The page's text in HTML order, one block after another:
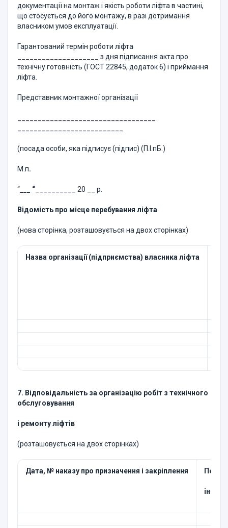
документації на монтаж і якість роботи ліфта в частині,
що стосується до його монтажу, в разі дотримання
власником умов експлуатації.
Гарантований термін роботи ліфта
____________________ з дня підписання акта про
технічну готовність (ГОСТ 22845, додаток 6) і приймання
ліфта.
Представник монтажної організації
(посада особи, яка підписує (підпис) (П.І.пБ.)
М.п.
“ ___ “ __________ 20 __ р.
Відомість про місце перебування ліфта
(нова сторінка, розташовується на двох сторінках)
Назва організації (підприємства) власника ліфта
7. Відповідальність за організацію робіт з технічного
обслуговування
і ремонту ліфтів
(розташовується на двох сторінках)
Дата, № наказу про призначення і закріплення